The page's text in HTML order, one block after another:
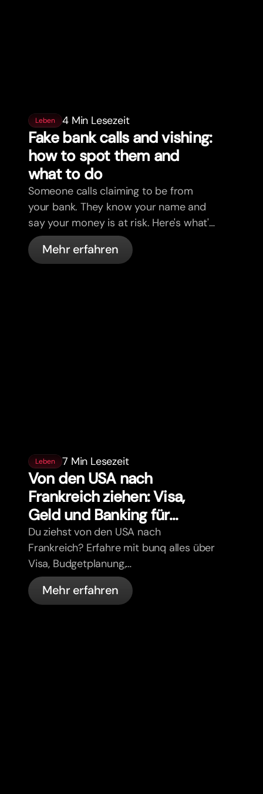
Leben 4 Min Lesezeit
Fake bank calls and vishing:
how to spot them and
what to do
Someone calls claiming to be from
your bank. They know your name and
say your money is at risk. Here's what's
actually happening, and what to do.
Mehr erfahren
Leben 7 Min Lesezeit
Von den USA nach
Frankreich ziehen: Visa,
Geld und Banking für
Expats
Du ziehst von den USA nach
Frankreich? Erfahre mit bunq alles über
Visa, Budgetplanung,
Krankenversicherung, Steuern,
Führerschein-Regeln und Banking für
Mehr erfahren